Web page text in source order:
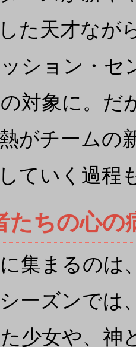
た天才なが
ション・セ
対象に。だ
がチームの
ていく過程
たちの心の
集まるのは
ーズンでは
少女や、神